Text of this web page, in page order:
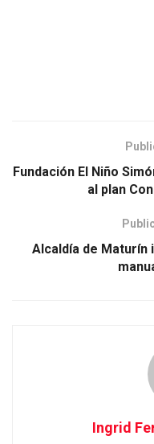
Fundación El Niño
al plan
Alcaldía de Maturín
Ingrid